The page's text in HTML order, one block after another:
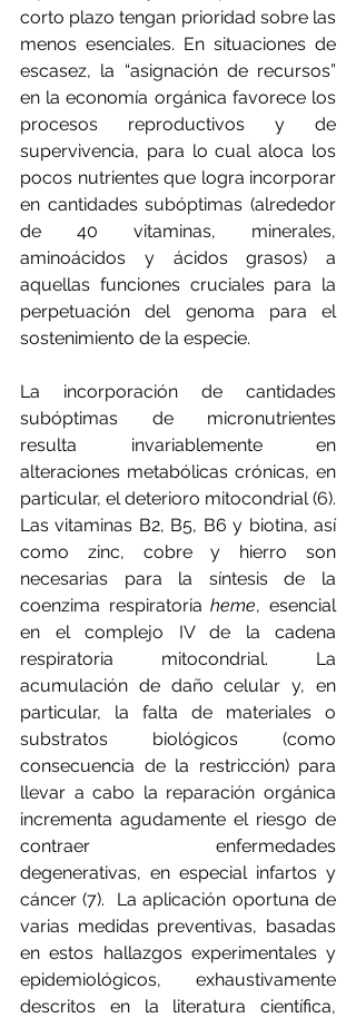
corto plazo tengan prioridad sobre las
menos esenciales. En situaciones de
escasez, la “asignación de recursos”
en la economía orgánica favorece los
procesos reproductivos y de
supervivencia, para lo cual aloca los
pocos nutrientes que logra incorporar
en cantidades subóptimas (alrededor
de 40 vitaminas, minerales,
aminoácidos y ácidos grasos) a
aquellas funciones cruciales para la
perpetuación del genoma para el
sostenimiento de la especie.
La incorporación de cantidades
subóptimas de micronutrientes
resulta invariablemente en
alteraciones metabólicas crónicas, en
particular, el deterioro mitocondrial (6).
Las vitaminas B2, B5, B6 y biotina, así
como zinc, cobre y hierro son
necesarias para la síntesis de la
coenzima respiratoria heme, esencial
en el complejo IV de la cadena
respiratoria mitocondrial. La
acumulación de daño celular y, en
particular, la falta de materiales o
substratos biológicos (como
consecuencia de la restricción) para
llevar a cabo la reparación orgánica
incrementa agudamente el riesgo de
contraer enfermedades
degenerativas, en especial infartos y
cáncer (7).  La aplicación oportuna de
varias medidas preventivas, basadas
en estos hallazgos experimentales y
epidemiológicos, exhaustivamente
descritos en la literatura científica,